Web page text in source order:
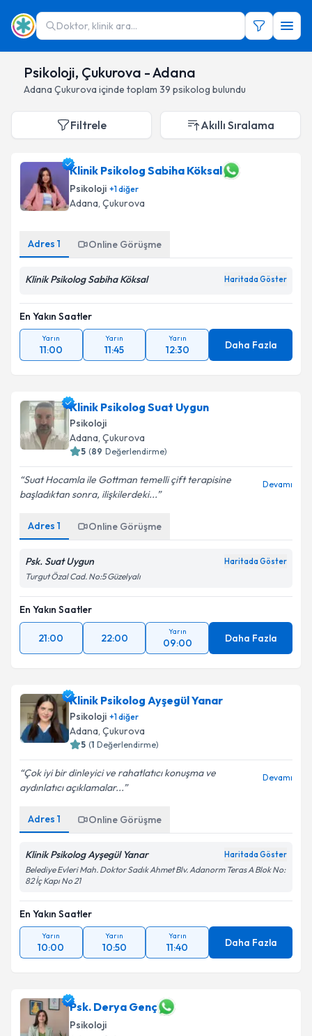
Doktor, klinik ara...
Psikoloji, Çukurova - Adana
Adana Çukurova içinde toplam 39 psikolog bulundu
Filtrele Akıllı Sıralama
Klinik Psikolog Sabiha Köksal
Psikoloji +1diğer
Adana, Çukurova
Adres 1 Online Görüşme
Klinik Psikolog Sabiha Köksal Haritada Göster
En Yakın Saatler
Yarın
11:00
Yarın
11:45
Yarın
12:30 Daha Fazla
Klinik Psikolog Suat Uygun
Psikoloji
Adana, Çukurova
5 (89 Değerlendirme)
Suat Hocamla ile Gottman temelli çift terapisine
başladıktan sonra, ilişkilerdeki...
Devamı
Adres 1 Online Görüşme
Psk. Suat Uygun Haritada Göster
Turgut Özal Cad. No:5 Güzelyalı
En Yakın Saatler
21:00 22:00
Yarın
09:00 Daha Fazla
Klinik Psikolog Ayşegül Yanar
Psikoloji +1diğer
Adana, Çukurova
5 (1 Değerlendirme)
Çok iyi bir dinleyici ve rahatlatıcı konuşma ve
aydınlatıcı açıklamalar...
Devamı
Adres 1 Online Görüşme
Klinik Psikolog Ayşegül Yanar Haritada Göster
Belediye Evleri Mah. Doktor Sadık Ahmet Blv. Adanorm Teras A Blok No:
82 İç Kapı No 21
En Yakın Saatler
Yarın
10:00
Yarın
10:50
Yarın
11:40 Daha Fazla
Psk. Derya Genç
Psikoloji